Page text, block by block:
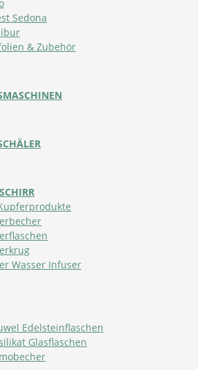
Sedona
& Zubehör
Wasser Infuser
Edelsteinflaschen
Glasflaschen